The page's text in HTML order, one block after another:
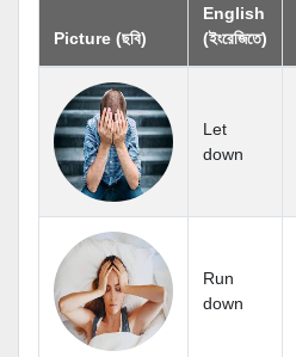
Picture (ছবি)
English
(ইংরেজিতে)
Let
down
Run
down